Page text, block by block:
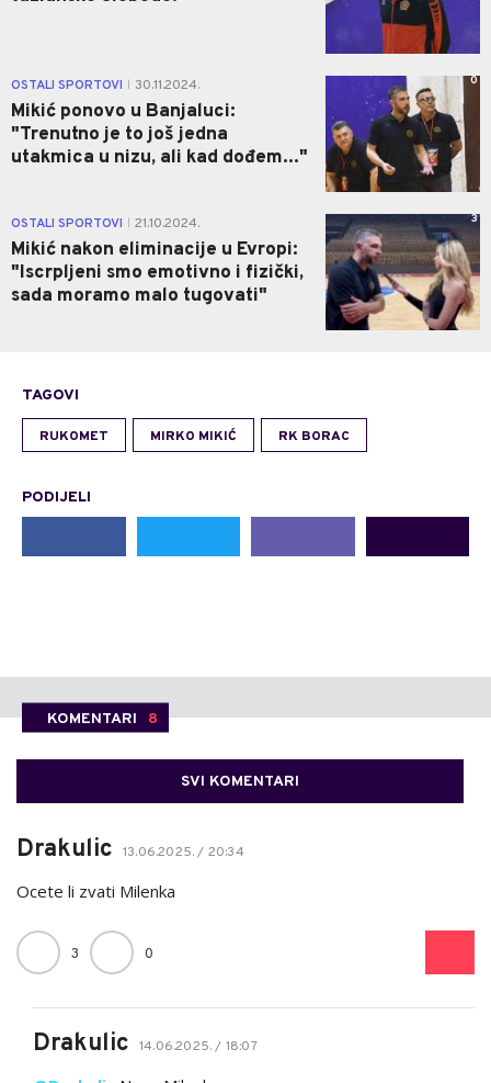
OSTALI SPORTOVI 30.11.2024.
Mikić ponovo u Banjaluci:
"Trenutno je to još jedna
utakmica u nizu, ali kad dođem..."
0
OSTALI SPORTOVI 21.10.2024.
Mikić nakon eliminacije u Evropi:
"Iscrpljeni smo emotivno i fizički,
sada moramo malo tugovati"
3
TAGOVI
RUKOMET MIRKO MIKIĆ RK BORAC
PODIJELI
KOMENTARI 8
SVI KOMENTARI
Drakulic 13.06.2025. / 20:34
Ocete li zvati Milenka
3 0
Drakulic 14.06.2025. / 18:07